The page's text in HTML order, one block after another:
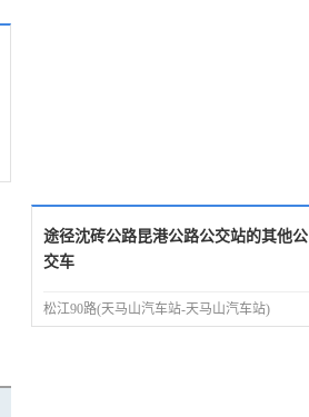
途径沈砖公路昆港公路公交站的其他公
交车
松江90路(天马山汽车站-天马山汽车站)